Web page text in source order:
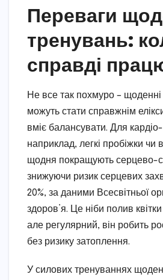
Переваги
тренувань:
справді
Не все так похмуро – щоденні
можуть стати справжнім
вміє балансувати. Для кардіо-
наприклад, легкі пробіжки чи
щодня покращують серцево-
знижуючи ризик серцевих
20%, за даними Всесвітньої
здоров’я. Це ніби полив
але регулярний, він робить
без ризику затоплення.
У силових тренуваннях